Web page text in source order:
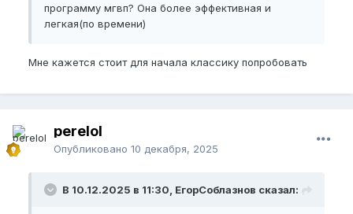
программу мгвп? Она более эффективная и
легкая(по времени)
Мне кажется стоит для начала классику попробовать
perelol
Опубликовано 10 декабря, 2025
В 10.12.2025 в 11:30, ЕгорСоблазнов сказал: